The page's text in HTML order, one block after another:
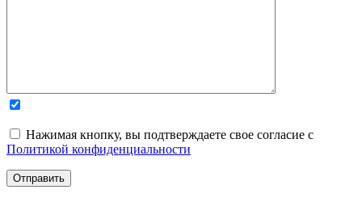
Нажимая кнопку, вы подтверждаете свое согласие с
Политикой конфиденциальности